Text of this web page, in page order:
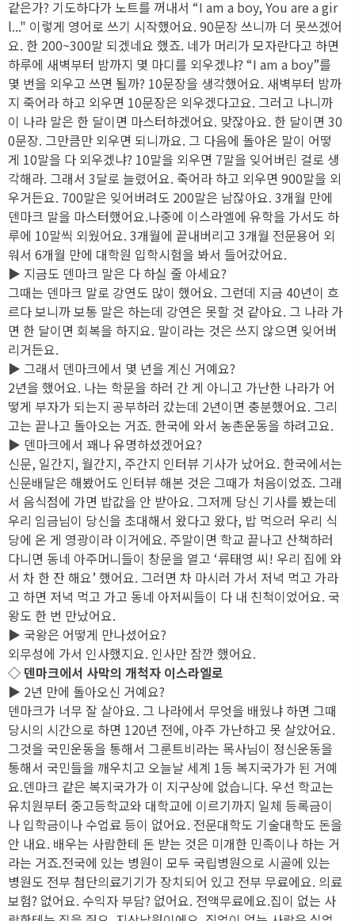
같은가? 기도하다가 노트를 꺼내서 “I am a boy, You are a gir
l..." 이렇게 영어로 쓰기 시작했어요. 90문장 쓰니까 더 못쓰겠어
요. 한 200~300말 되겠네요 했죠. 네가 머리가 모자란다고 하면
하루에 새벽부터 밤까지 몇 마디를 외우겠냐? “I am a boy”를
몇 번을 외우고 쓰면 될까? 10문장을 생각했어요. 새벽부터 밤까
지 죽어라 하고 외우면 10문장은 외우겠다고요. 그러고 나니까
이 나라 말은 한 달이면 마스터하겠어요. 맞잖아요. 한 달이면 30
0문장. 그만큼만 외우면 되니까요. 그 다음에 돌아온 말이 어떻
게 10말을 다 외우겠냐? 10말을 외우면 7말을 잊어버린 걸로 생
각해라. 그래서 3달로 늘렸어요. 죽어라 하고 외우면 900말을 외
우거든요. 700말은 잊어버려도 200말은 남잖아요. 3개월 만에
덴마크 말을 마스터했어요.나중에 이스라엘에 유학을 가서도 하
루에 10말씩 외웠어요. 3개월에 끝내버리고 3개월 전문용어 외
워서 6개월 만에 대학원 입학시험을 봐서 들어갔어요.
▶ 지금도 덴마크 말은 다 하실 줄 아세요?
그때는 덴마크 말로 강연도 많이 했어요. 그런데 지금 40년이 흐
르다 보니까 보통 말은 하는데 강연은 못할 것 같아요. 그 나라 가
면 한 달이면 회복을 하지요. 말이라는 것은 쓰지 않으면 잊어버
리거든요.
▶ 그래서 덴마크에서 몇 년을 계신 거예요?
2년을 했어요. 나는 학문을 하러 간 게 아니고 가난한 나라가 어
떻게 부자가 되는지 공부하러 갔는데 2년이면 충분했어요. 그리
고는 끝나고 돌아오는 거죠. 한국에 와서 농촌운동을 하려고요.
▶ 덴마크에서 꽤나 유명하셨겠어요?
신문, 일간지, 월간지, 주간지 인터뷰 기사가 났어요. 한국에서는
신문배달은 해봤어도 인터뷰 해본 것은 그때가 처음이었죠. 그래
서 음식점에 가면 밥값을 안 받아요. 그저께 당신 기사를 봤는데
우리 임금님이 당신을 초대해서 왔다고 왔다, 밥 먹으러 우리 식
당에 온 게 영광이라 이거에요. 주말이면 학교 끝나고 산책하러
다니면 동네 아주머니들이 창문을 열고 ‘류태영 씨! 우리 집에 와
서 차 한 잔 해요’ 했어요. 그러면 차 마시러 가서 저녁 먹고 가라
고 하면 저녁 먹고 가고 동네 아저씨들이 다 내 친척이었어요. 국
왕도 한 번 만났어요.
▶ 국왕은 어떻게 만나셨어요?
외무성에 가서 인사했지요. 인사만 잠깐 했어요.
◇ 덴마크에서 사막의 개척자 이스라엘로
▶ 2년 만에 돌아오신 거예요?
덴마크가 너무 잘 살아요. 그 나라에서 무엇을 배웠냐 하면 그때
당시의 시간으로 하면 120년 전에, 아주 가난하고 못 살았어요.
그것을 국민운동을 통해서 그룬트비라는 목사님이 정신운동을
통해서 국민들을 깨우치고 오늘날 세계 1등 복지국가가 된 거예
요.덴마크 같은 복지국가가 이 지구상에 없습니다. 우선 학교는
유치원부터 중고등학교와 대학교에 이르기까지 일체 등록금이
나 입학금이나 수업료 등이 없어요. 전문대학도 기술대학도 돈을
안 내요. 배우는 사람한테 돈 받는 것은 미개한 민족이나 하는 거
라는 거죠.전국에 있는 병원이 모두 국립병원으로 시골에 있는
병원도 전부 첨단의료기기가 장치되어 있고 전부 무료에요. 의료
보험? 없어요. 수익자 부담? 없어요. 전액무료에요.집이 없는 사